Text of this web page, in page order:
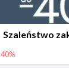
Szaleństwo
40%